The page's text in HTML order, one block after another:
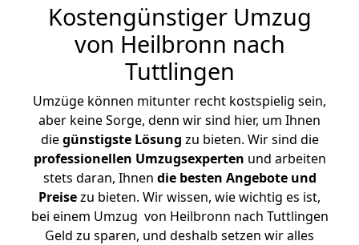
Kostengünstiger Umzug
von Heilbronn nach
Tuttlingen
Umzüge können mitunter recht kostspielig sein,
aber keine Sorge, denn wir sind hier, um Ihnen
diegünstigste Lösung zu bieten. Wir sind die
professionellen Umzugsexperten und arbeiten
stets daran, Ihnen die besten Angebote und
Preisezu bieten. Wir wissen, wie wichtig es ist,
bei einem Umzug von Heilbronn nach Tuttlingen
Geld zu sparen, und deshalb setzen wir alles